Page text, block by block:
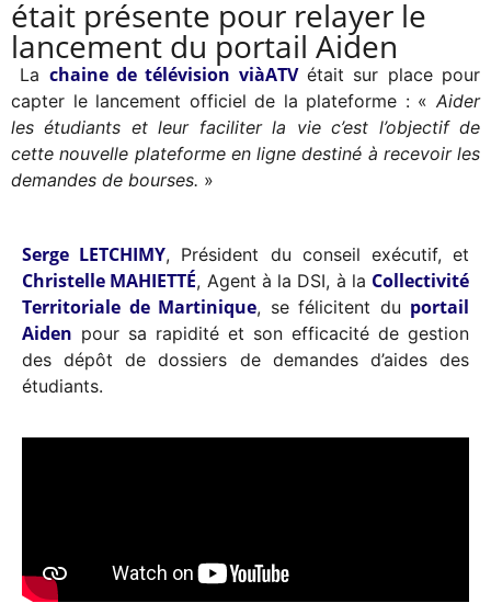
était présente pour relayer le
lancement du portail Aiden
La chaine de télévision viàATVétait sur place pour
capter le lancement officiel de la plateforme : « Aider
les étudiants et leur faciliter la vie c’est l’objectif de
cette nouvelle plateforme en ligne destiné à recevoir les
demandes de bourses. »
Serge LETCHIMY, Président du conseil exécutif, et
Christelle MAHIETTÉ, Agent à la DSI, à la Collectivité
Territoriale de Martinique, se félicitent du portail
Aiden pour sa rapidité et son efficacité de gestion
des dépôt de dossiers de demandes d’aides des
étudiants.